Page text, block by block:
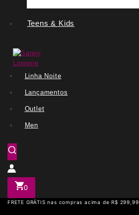
Teens & Kids
Linha Noite
Lançamentos
Outlet
Men
0
FRETE GRÁTIS nas compras acima de R$ 299,99